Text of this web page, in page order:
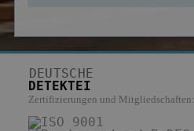
DEUTSCHE
DETEKTEI
Zertifizierungen und Mitgliedschaften: